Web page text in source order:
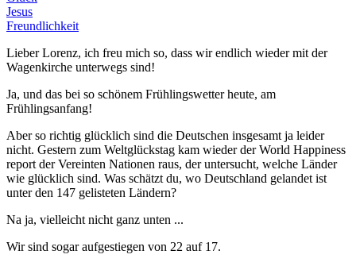
Jesus
Freundlichkeit
Lieber Lorenz, ich freu mich so, dass wir endlich wieder mit der
Wagenkirche unterwegs sind!
Ja, und das bei so schönem Frühlingswetter heute, am
Frühlingsanfang!
Aber so richtig glücklich sind die Deutschen insgesamt ja leider
nicht. Gestern zum Weltglückstag kam wieder der World Happiness
report der Vereinten Nationen raus, der untersucht, welche Länder
wie glücklich sind. Was schätzt du, wo Deutschland gelandet ist
unter den 147 gelisteten Ländern?
Na ja, vielleicht nicht ganz unten ...
Wir sind sogar aufgestiegen von 22 auf 17.